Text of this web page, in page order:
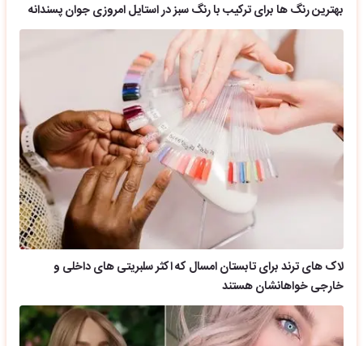
بهترین رنگ ها برای ترکیب با رنگ سبز در استایل امروزی جوان پسندانه
لاک های ترند برای تابستان امسال که اکثر سلبریتی های داخلی و
خارجی خواهانشان هستند